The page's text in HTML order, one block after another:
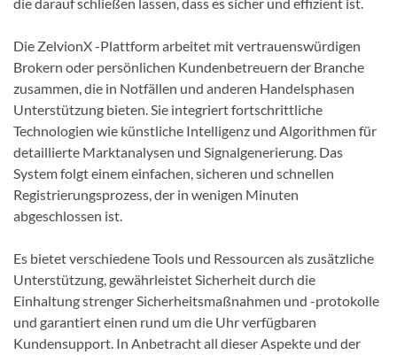
Die ZelvionX -Plattform arbeitet mit vertrauenswürdigen
Brokern oder persönlichen Kundenbetreuern der Branche
zusammen, die in Notfällen und anderen Handelsphasen
Unterstützung bieten. Sie integriert fortschrittliche
Technologien wie künstliche Intelligenz und Algorithmen für
detaillierte Marktanalysen und Signalgenerierung. Das
System folgt einem einfachen, sicheren und schnellen
Registrierungsprozess, der in wenigen Minuten
abgeschlossen ist.
Es bietet verschiedene Tools und Ressourcen als zusätzliche
Unterstützung, gewährleistet Sicherheit durch die
Einhaltung strenger Sicherheitsmaßnahmen und -protokolle
und garantiert einen rund um die Uhr verfügbaren
Kundensupport. In Anbetracht all dieser Aspekte und der